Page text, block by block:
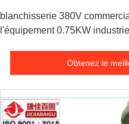
blanchisserie 380V
l'équipement 0.75KW industriel
Obtenez le